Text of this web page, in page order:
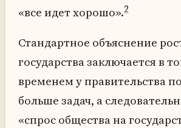
«все идет хорошо».2
Стандартное объяснение
государства заключается в
временем у правительства
больше задач, а
«спрос общества на